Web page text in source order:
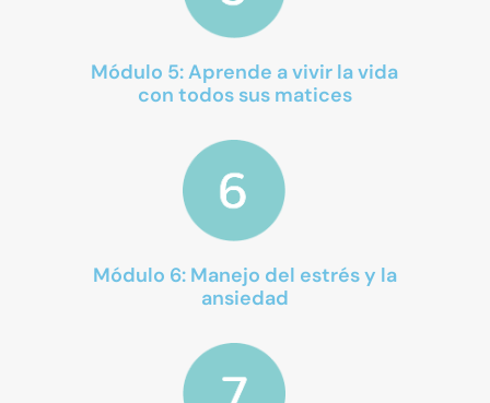
Módulo 5: Aprende a vivir la vida
con todos sus matices
Módulo 6: Manejo del estrés y la
ansiedad